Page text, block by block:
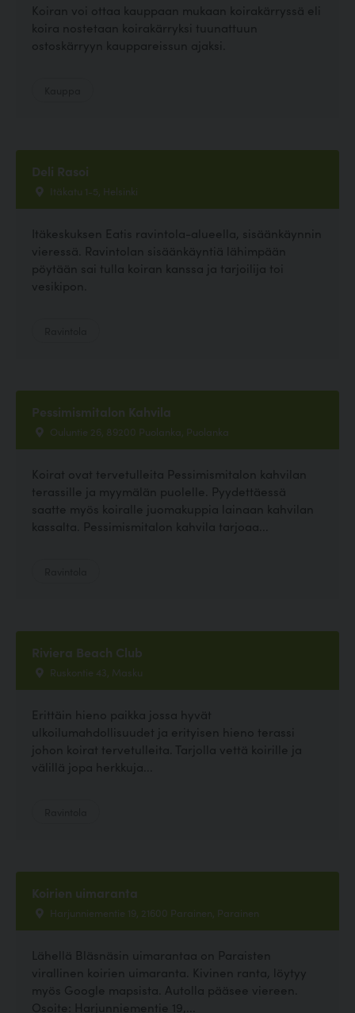
Koiran voi ottaa kauppaan mukaan koirakärryssä eli
koira nostetaan koirakärryksi tuunattuun
ostoskärryyn kauppareissun ajaksi.
Deli Rasoi
Itäkatu 1-5, Helsinki
Itäkeskuksen Eatis ravintola-alueella, sisäänkäynnin
vieressä. Ravintolan sisäänkäyntiä lähimpään
pöytään sai tulla koiran kanssa ja tarjoilija toi
vesikipon.
Pessimismitalon Kahvila
Ouluntie 26, 89200 Puolanka, Puolanka
Koirat ovat tervetulleita Pessimismitalon kahvilan
terassille ja myymälän puolelle. Pyydettäessä
saatte myös koiralle juomakuppia lainaan kahvilan
kassalta. Pessimismitalon kahvila tarjoaa...
Riviera Beach Club
Ruskontie 43, Masku
Erittäin hieno paikka jossa hyvät
ulkoilumahdollisuudet ja erityisen hieno terassi
johon koirat tervetulleita. Tarjolla vettä koirille ja
välillä jopa herkkuja...
Koirien uimaranta
Harjunniementie 19, 21600 Parainen, Parainen
Lähellä Bläsnäsin uimarantaa on Paraisten
virallinen koirien uimaranta. Kivinen ranta, löytyy
myös Google mapsista. Autolla pääsee viereen.
Osoite: Harjunniementie 19,...